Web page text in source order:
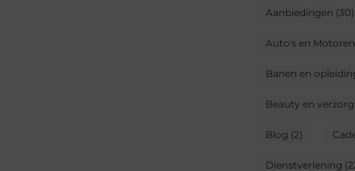
Aanbiedingen (30)
Auto's en Motoren
Banen en
Beauty en
Blog (2)
Dienstverlening